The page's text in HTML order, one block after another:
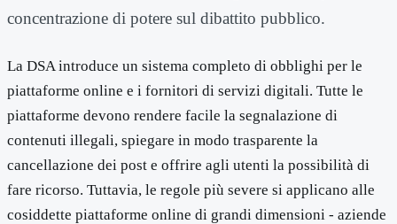
concentrazione di potere sul dibattito pubblico.
La DSA introduce un sistema completo di obblighi per le
piattaforme online e i fornitori di servizi digitali. Tutte le
piattaforme devono rendere facile la segnalazione di
contenuti illegali, spiegare in modo trasparente la
cancellazione dei post e offrire agli utenti la possibilità di
fare ricorso. Tuttavia, le regole più severe si applicano alle
cosiddette piattaforme online di grandi dimensioni - aziende